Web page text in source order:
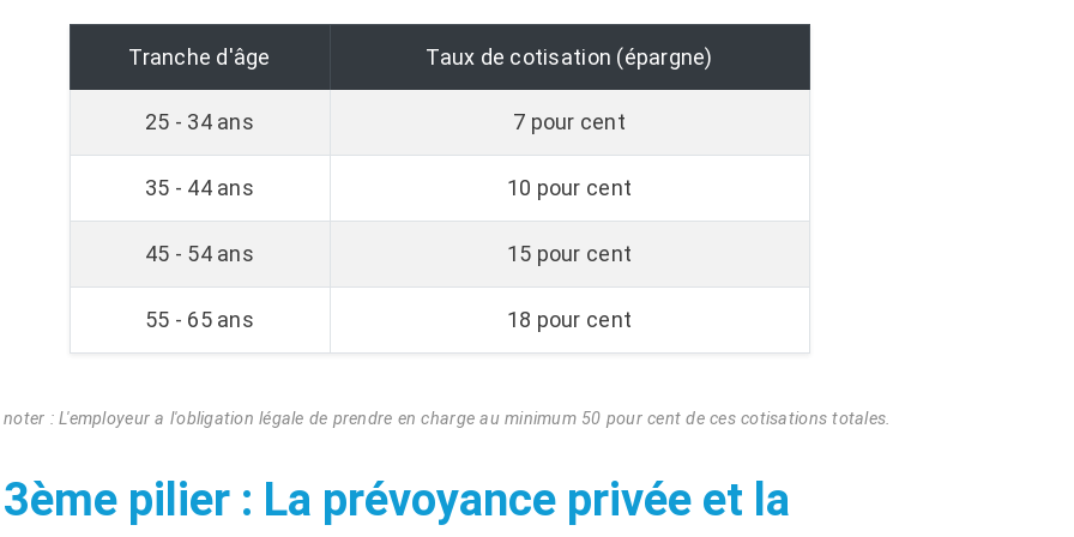
Tranche d'âge Taux de cotisation (épargne)
25 - 34 ans 7 pour cent
35 - 44 ans 10 pour cent
45 - 54 ans 15 pour cent
55 - 65 ans 18 pour cent
noter : L'employeur a l'obligation légale de prendre en charge au minimum 50 pour cent de ces cotisations totales.
pilier : La prévoyance privée et la